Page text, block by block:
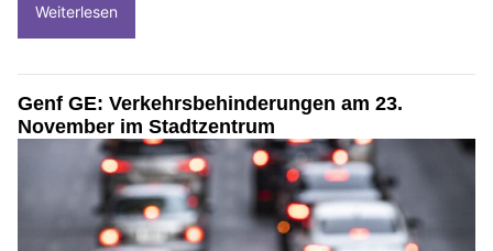
Weiterlesen
Genf GE: Verkehrsbehinderungen am 23.
November im Stadtzentrum